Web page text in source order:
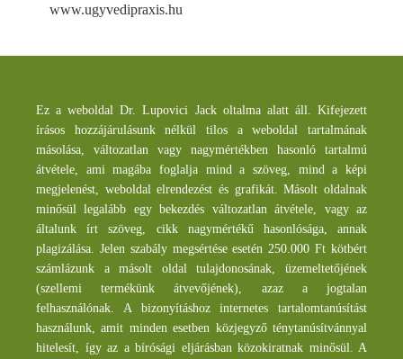
www.ugyvedipraxis.hu
Ez a weboldal Dr. Lupovici Jack oltalma alatt áll. Kifejezett
írásos hozzájárulásunk nélkül tilos a weboldal tartalmának
másolása, változatlan vagy nagymértékben hasonló tartalmú
átvétele, ami magába foglalja mind a szöveg, mind a képi
megjelenést, weboldal elrendezést és grafikát. Másolt oldalnak
minősül legalább egy bekezdés változatlan átvétele, vagy az
általunk írt szöveg, cikk nagymértékű hasonlósága, annak
plagizálása. Jelen szabály megsértése esetén 250.000 Ft kötbért
számlázunk a másolt oldal tulajdonosának, üzemeltetőjének
(szellemi termékünk átvevőjének), azaz a jogtalan
felhasználónak. A bizonyításhoz internetes tartalomtanúsítást
használunk, amit minden esetben közjegyző ténytanúsítvánnyal
hitelesít, így az a bírósági eljárásban közokiratnak minősül. A